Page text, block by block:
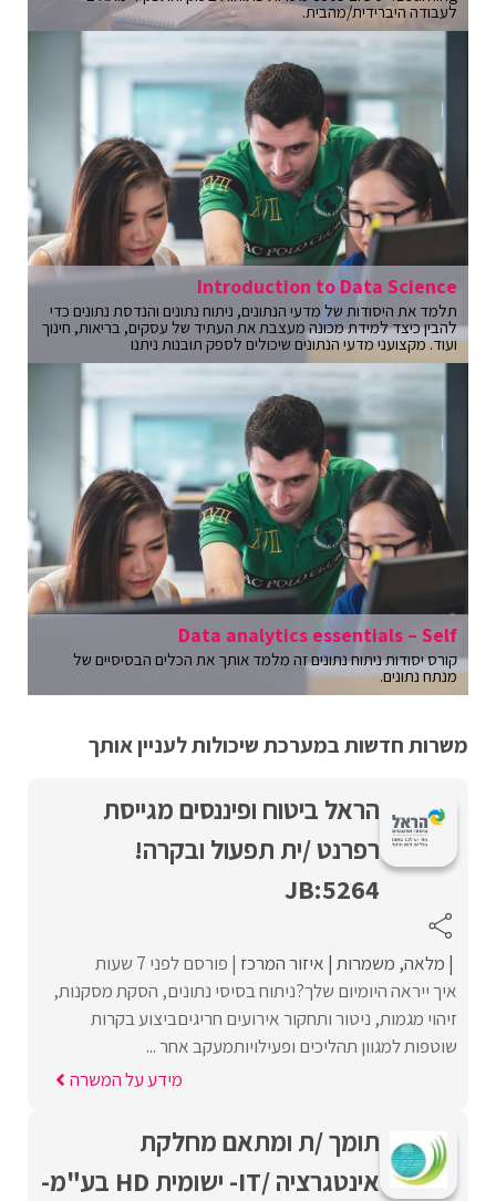
לעבודה היברידית/מהבית.
Introduction to Data Science
תלמד את היסודות של מדעי הנתונים, ניתוח נתונים והנדסת נתונים כדי
להבין כיצד למידת מכונה מעצבת את העתיד של עסקים, בריאות, חינוך
ועוד. מקצועני מדעי הנתונים שיכולים לספק תובנות ניתנו
Data analytics essentials – Self
קורס יסודות ניתוח נתונים זה מלמד אותך את הכלים הבסיסיים של
מנתח נתונים.
משרות חדשות במערכת שיכולות לעניין אותך
הראל ביטוח ופיננסים מגייסת
רפרנט /ית תפעול ובקרה!
JB:5264
מלאה משמרות איזור המרכז פורסם לפני 7 שעות
איך ייראה היומיום שלך?ניתוח בסיסי נתונים, הסקת מסקנות,
זיהוי מגמות, ניטור ותחקור אירועים חריגיםביצוע בקרות
שוטפות למגוון תהליכים ופעילויותמעקב אחר ...
מידע על המשרה
תומך /ת ומתאם מחלקת
אינטגרציה /IT- ישומית HD בע"מ-